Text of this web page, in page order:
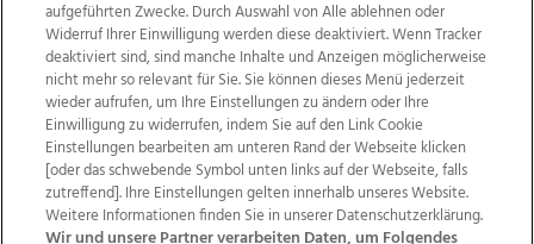
Wir über uns Mediadaten Kontakt
Jobs
Datenschutz
Impressum
AGB Anzeigekunden
AGB Website
Ehrenkodex Politische Werbung
aufgeführten Zwecke. Durch Auswahl von Alle ablehnen oder
Widerruf Ihrer Einwilligung werden diese deaktiviert. Wenn Tracker
deaktiviert sind, sind manche Inhalte und Anzeigen möglicherweise
nicht mehr so relevant für Sie. Sie können dieses Menü jederzeit
wieder aufrufen, um Ihre Einstellungen zu ändern oder Ihre
Einwilligung zu widerrufen, indem Sie auf den Link Cookie
Einstellungen bearbeiten am unteren Rand der Webseite klicken
[oder das schwebende Symbol unten links auf der Webseite, falls
zutreffend]. Ihre Einstellungen gelten innerhalb unseres Website.
Weitere Informationen finden Sie in unserer Datenschutzerklärung.